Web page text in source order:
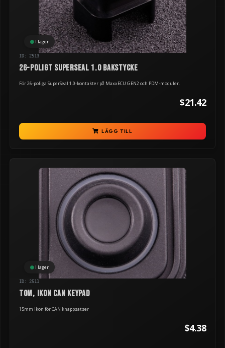
I lager
ID: 2513
26-poligt Superseal 1.0 bakstycke
För 26-poliga SuperSeal 1.0-kontakter på MaxxECU GEN2 och PDM-moduler.
$21.42
LÄGG TILL
I lager
ID: 2511
TOM, ikon can keypad
15mm ikon för CAN knappsatser
$4.38